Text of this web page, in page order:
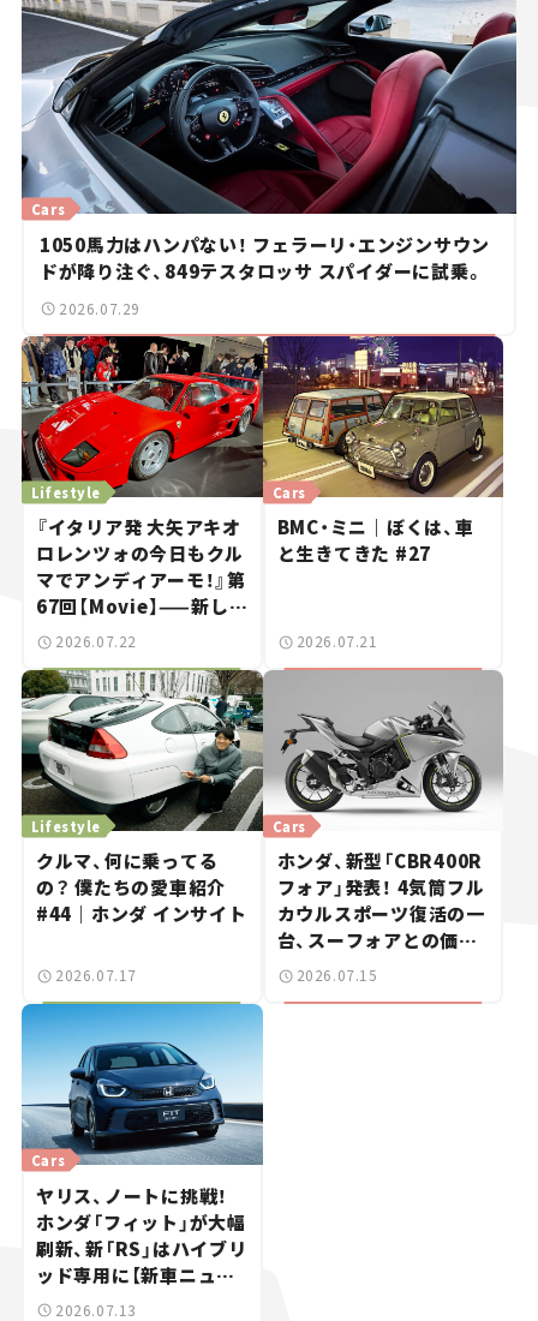
Cars
1050馬力はハンパない！ フェラーリ・エンジンサウン
ドが降り注ぐ、849テスタロッサ スパイダーに試乗。
2026.07.29
Lifestyle
『イタリア発 大矢アキオ
ロレンツォの今日もクル
マでアンディアーモ！』第
67回【Movie】——新しい
スーパーカーショーで起
2026.07.22
Cars
BMC・ミニ｜ぼくは、車
と生きてきた #27
2026.07.21
Lifestyle
クルマ、何に乗ってる
の？ 僕たちの愛車紹介
#44｜ホンダ インサイト
2026.07.17
Cars
ホンダ、新型「CBR400R
フォア」発表！ 4気筒フル
カウルスポーツ復活の一
台、スーフォアとの価格
差は20万円【新車ニュー
2026.07.15
Cars
ヤリス、ノートに挑戦！
ホンダ「フィット」が大幅
刷新、新「RS」はハイブリ
ッド専用に【新車ニュー
ス】2026.07.13